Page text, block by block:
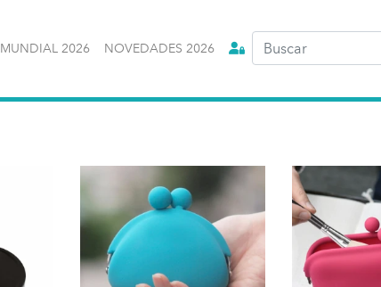
MUNDIAL 2026 NOVEDADES 2026